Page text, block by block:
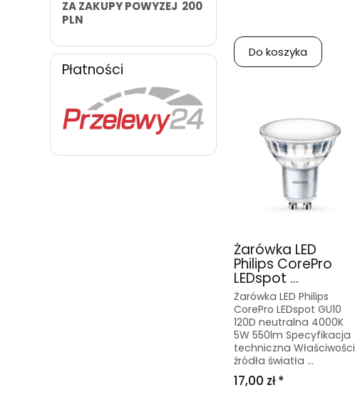
Do koszyka
Żarówka LED
Philips CorePro
LEDspot ...
Żarówka LED Philips
CorePro LEDspot GU10
120D neutralna 4000K
5W 550lm Specyfikacja
techniczna Właściwości
źródła światła ...
17,00 zł *
ZA ZAKUPY POWYZEJ 200
PLN
Płatności